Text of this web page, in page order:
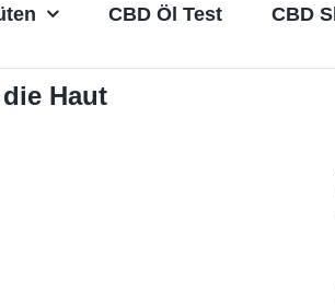
CBD Öl Test CBD
Haut